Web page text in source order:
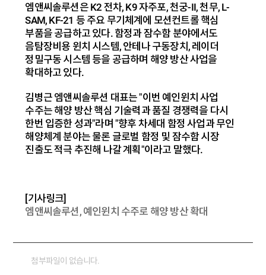
엠앤씨솔루션은 K2 전차, K9 자주포, 천궁-II, 천무, L-
SAM, KF-21 등 주요 무기체계에 모션컨트롤 핵심
부품을 공급하고 있다. 함정과 잠수함 분야에서도
음탐장비용 윈치 시스템, 안테나 구동장치, 레이더
정밀구동 시스템 등을 공급하며 해양 방산 사업을
확대하고 있다.
김병근 엠앤씨솔루션 대표는 "이번 예인윈치 사업
수주는 해양 방산 핵심 기술력과 품질 경쟁력을 다시
한번 입증한 성과"라며 "향후 차세대 함정 사업과 무인
해양체계 분야는 물론 글로벌 함정 및 잠수함 시장
진출도 적극 추진해 나갈 계획"이라고 말했다.
[기사링크]
엠앤씨솔루션, 예인윈치 수주로 해양 방산 확대
첨부파일이 없습니다.